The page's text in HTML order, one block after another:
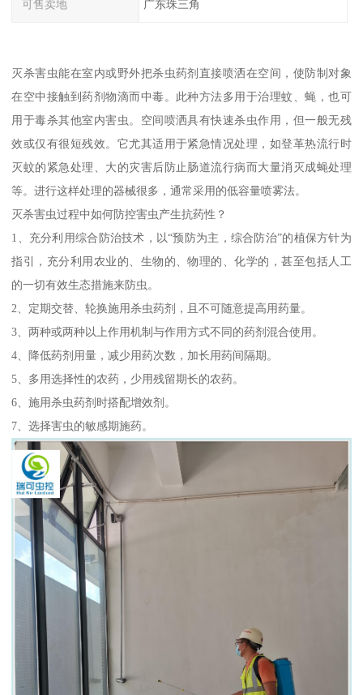
可售卖地 广东珠三角
灭杀害虫能在室内或野外把杀虫药剂直接喷洒在空间，使防制对象
在空中接触到药剂物滴而中毒。此种方法多用于治理蚊、蝇，也可
用于毒杀其他室内害虫。空间喷洒具有快速杀虫作用，但一般无残
效或仅有很短残效。它尤其适用于紧急情况处理，如登革热流行时
灭蚊的紧急处理、大的灾害后防止肠道流行病而大量消灭成蝇处理
等。进行这样处理的器械很多，通常采用的低容量喷雾法。
灭杀害虫过程中如何防控害虫产生抗药性？
1、充分利用综合防治技术，以“预防为主，综合防治”的植保方针为
指引，充分利用农业的、生物的、物理的、化学的，甚至包括人工
的一切有效生态措施来防虫。
2、定期交替、轮换施用杀虫药剂，且不可随意提高用药量。
3、两种或两种以上作用机制与作用方式不同的药剂混合使用。
4、降低药剂用量，减少用药次数，加长用药间隔期。
5、多用选择性的农药，少用残留期长的农药。
6、施用杀虫药剂时搭配增效剂。
7、选择害虫的敏感期施药。